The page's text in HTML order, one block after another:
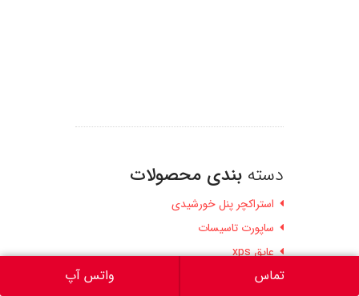
دسته بندی محصولات
استراکچر پنل خورشیدی
ساپورت تاسیسات
عایق xps
عایق الاستومری
تماس واتس آپ